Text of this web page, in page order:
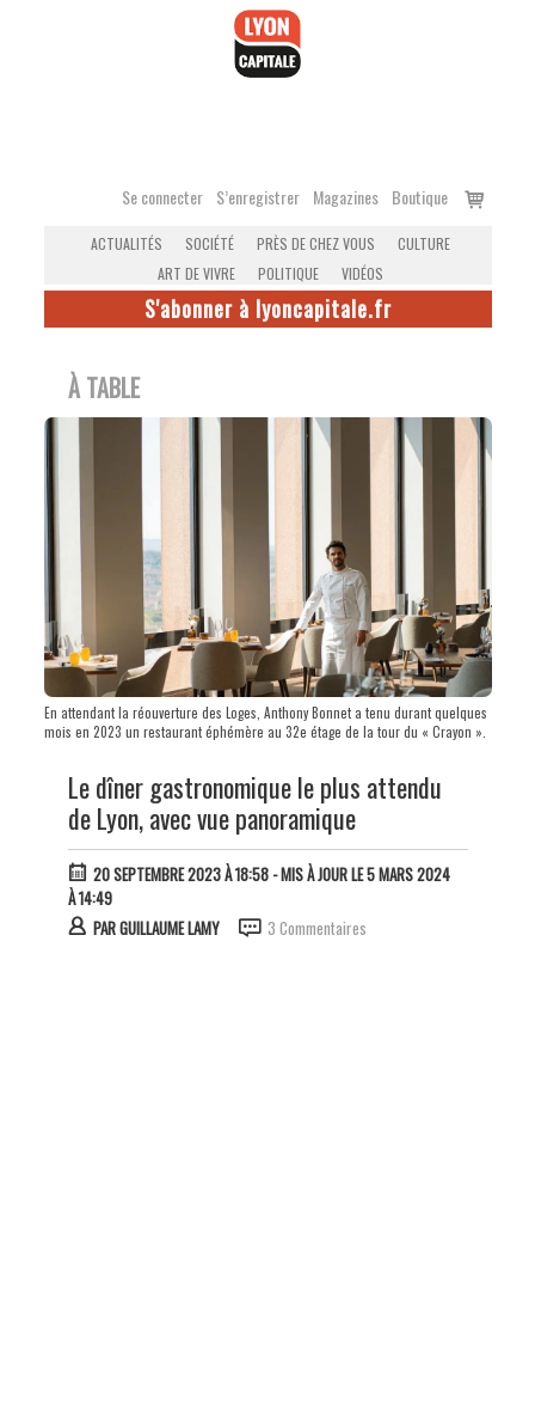
Se connecter S’enregistrer Magazines Boutique
Voir
ACTUALITÉS SOCIÉTÉ PRÈS DE CHEZ VOUS
CULTURE
ART DE VIVRE
POLITIQUE VIDÉOS
S'abonner à lyoncapitale.fr
À TABLE
En attendant la réouverture des Loges, Anthony Bonnet a tenu durant quelques
mois en 2023 un restaurant éphémère au 32e étage de la tour du « Crayon ».
Le dîner gastronomique le plus attendu
de Lyon, avec vue panoramique
20 SEPTEMBRE 2023 À 18:58- MIS À JOUR LE 5 MARS 2024
À 14:49
PARGUILLAUME LAMY 3 Commentaires